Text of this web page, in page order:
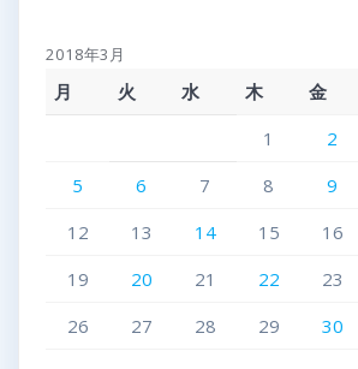
2018年3月
月 火 水 木 金
1
2
5
6 7 8 9
12
13 14 15 16
19
20 21 22 23
26
27 28 29 30